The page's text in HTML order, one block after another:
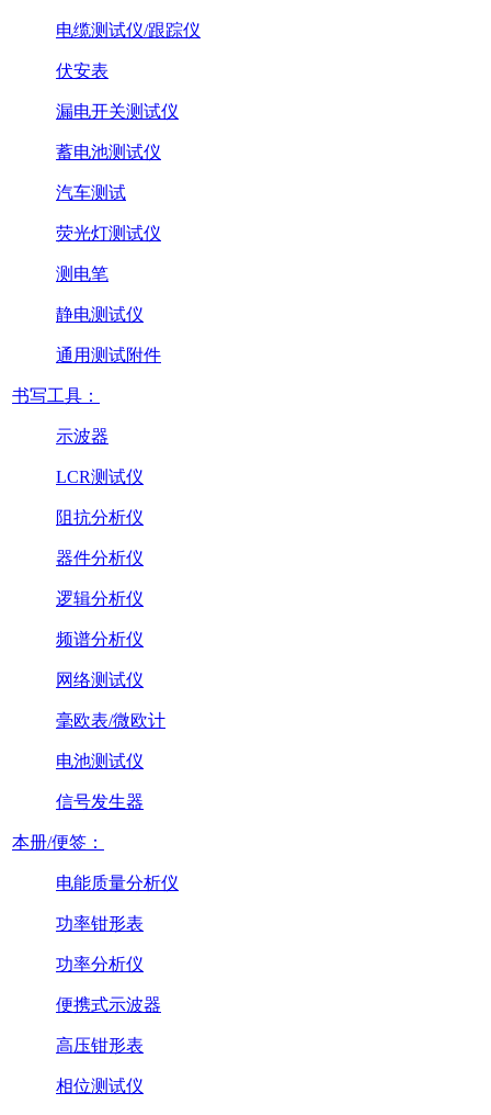
电缆测试仪/跟踪仪
伏安表
漏电开关测试仪
蓄电池测试仪
汽车测试
荧光灯测试仪
测电笔
静电测试仪
通用测试附件
书写工具：
示波器
LCR测试仪
阻抗分析仪
器件分析仪
逻辑分析仪
频谱分析仪
网络测试仪
毫欧表/微欧计
电池测试仪
信号发生器
本册/便签：
电能质量分析仪
功率钳形表
功率分析仪
便携式示波器
高压钳形表
相位测试仪